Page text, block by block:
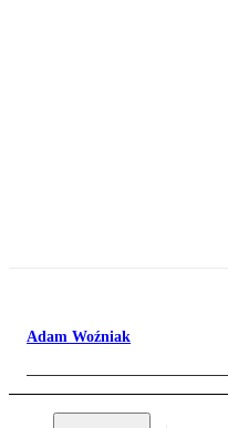
Adam Woźniak